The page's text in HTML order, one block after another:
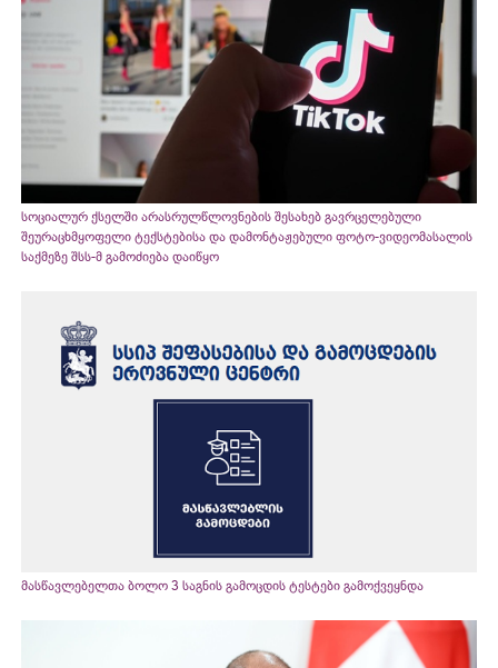
სოციალურ ქსელში არასრულწლოვნების შესახებ გავრცელებული
შეურაცხმყოფელი ტექსტებისა და დამონტაჟებული ფოტო-ვიდეომასალის
საქმეზე შსს-მ გამოძიება დაიწყო
მასწავლებელთა ბოლო 3 საგნის გამოცდის ტესტები გამოქვეყნდა